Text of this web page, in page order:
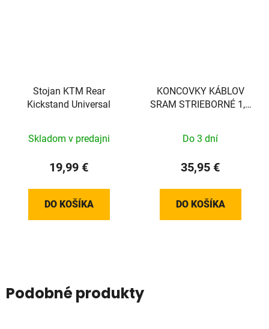
Stojan KTM Rear
Kickstand Universal
Skladom v predajni
19,99 €
DO KOŠÍKA
KONCOVKY KÁBLOV
SRAM STRIEBORNÉ 1,8
Do 3 dní
35,95 €
DO KOŠÍKA
Podobné produkty